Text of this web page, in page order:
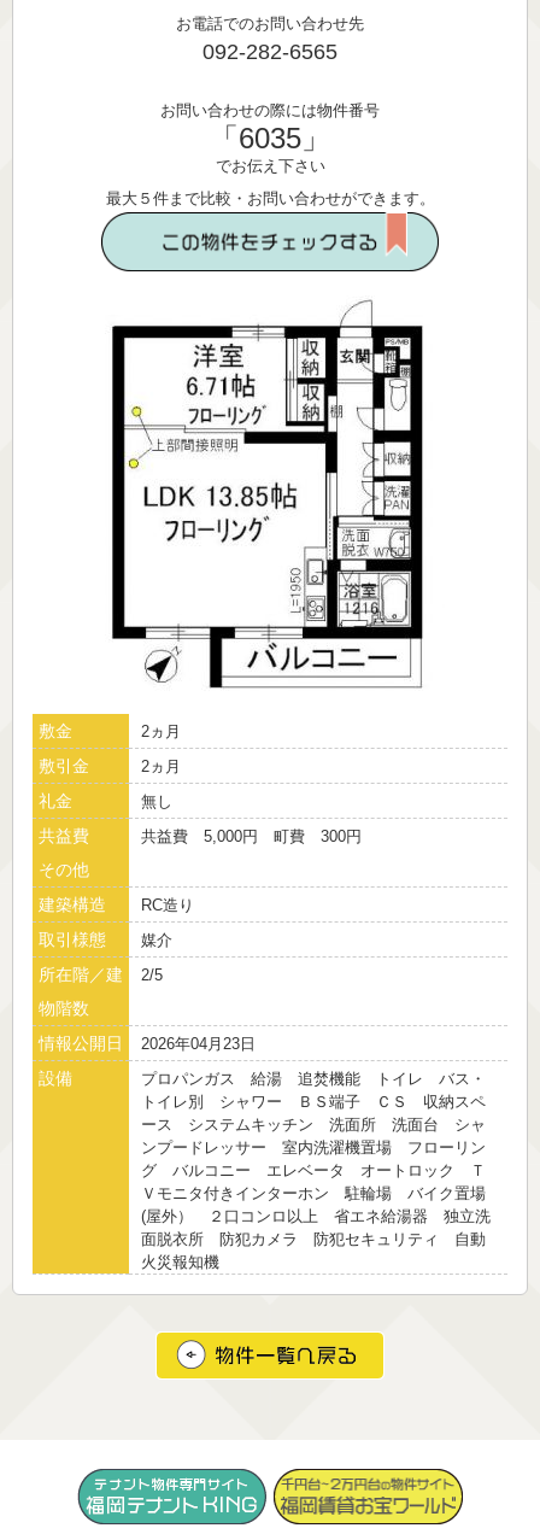
お電話でのお問い合わせ先
092-282-6565
お問い合わせの際には物件番号
「6035」
でお伝え下さい
最大５件まで比較・お問い合わせができます。
敷金 2ヵ月
敷引金 2ヵ月
礼金 無し
共益費
その他
共益費 5,000円 町費 300円
建築構造 RC造り
取引様態 媒介
所在階／建
物階数
2/5
情報公開日 2026年04月23日
設備
プロパンガス 給湯 追焚機能 トイレ バス・
トイレ別 シャワー ＢＳ端子 ＣＳ 収納スペ
ース システムキッチン 洗面所 洗面台 シャ
ンプードレッサー 室内洗濯機置場 フローリン
グ バルコニー エレベータ オートロック Ｔ
Ｖモニタ付きインターホン 駐輪場 バイク置場
(屋外） ２口コンロ以上 省エネ給湯器 独立洗
面脱衣所 防犯カメラ 防犯セキュリティ 自動
火災報知機